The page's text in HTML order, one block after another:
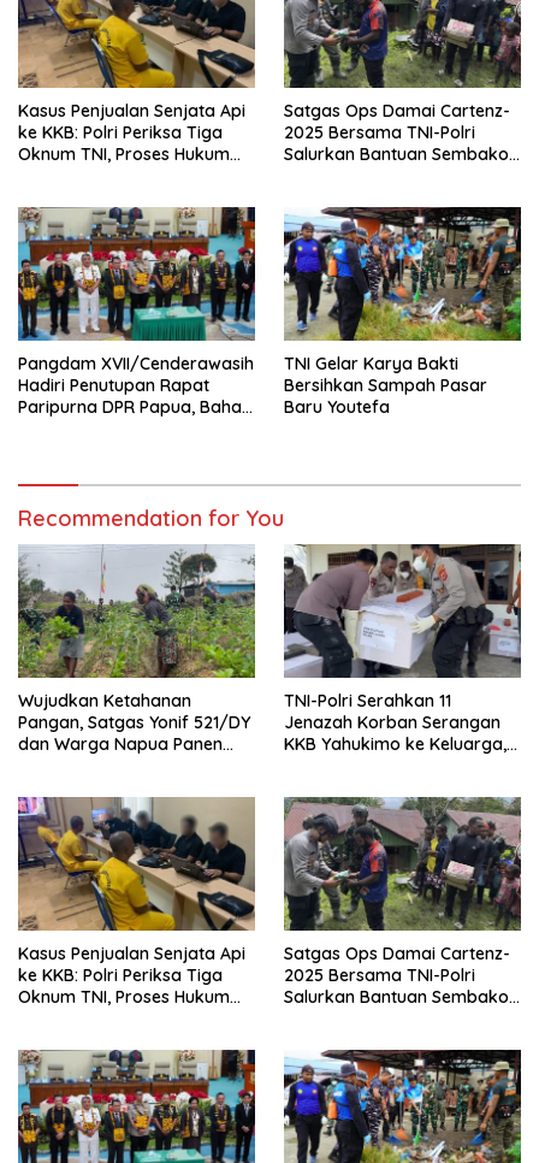
Kasus Penjualan Senjata Api
ke KKB: Polri Periksa Tiga
Oknum TNI, Proses Hukum
Satgas Ops Damai Cartenz-
2025 Bersama TNI-Polri
Salurkan Bantuan Sembako
Pangdam XVII/Cenderawasih
Hadiri Penutupan Rapat
Paripurna DPR Papua, Bahas
TNI Gelar Karya Bakti
Bersihkan Sampah Pasar
Baru Youtefa
Recommendation for You
Wujudkan Ketahanan
Pangan, Satgas Yonif 521/DY
dan Warga Napua Panen
TNI-Polri Serahkan 11
Jenazah Korban Serangan
KKB Yahukimo ke Keluarga,
Kasus Penjualan Senjata Api
ke KKB: Polri Periksa Tiga
Oknum TNI, Proses Hukum
Satgas Ops Damai Cartenz-
2025 Bersama TNI-Polri
Salurkan Bantuan Sembako